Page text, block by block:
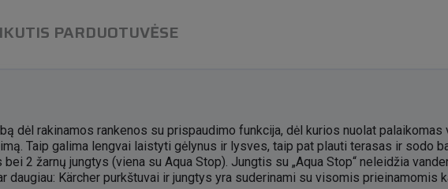
PARDUOTUVĖSE
dėl rakinamos rankenos su prispaudimo funkcija, dėl kurios nuolat
Taip galima lengvai laistyti gėlynus ir lysves, taip pat plauti terasas ir sodo
2 žarnų jungtys (viena su Aqua Stop). Jungtis su „Aqua Stop“ neleidžia
daugiau: Kärcher purkštuvai ir jungtys yra suderinami su visomis